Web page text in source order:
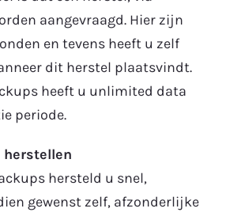
aangevraagd. Hier zijn
en tevens heeft u zelf
dit herstel plaatsvindt.
heeft u unlimited data
periode.
hersteld u snel,
gewenst zelf, afzonderlijke